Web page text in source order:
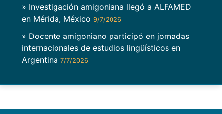
» Investigación amigoniana llegó a ALFAMED
en Mérida, México 9/7/2026
» Docente amigoniano participó en jornadas
internacionales de estudios lingüísticos en
Argentina 7/7/2026